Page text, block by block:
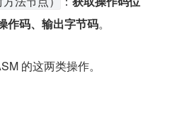
法节点）
作码、输出字节码。
的这两类操作。